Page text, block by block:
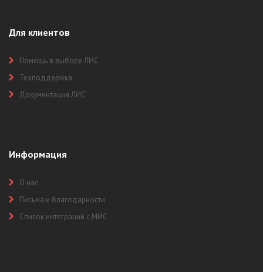
Для клиентов
Помощь в выборе ЛИС
Техподдержка
Документация ЛИС
Информация
О нас
Письма и благодарности
Список интеграций с МИС